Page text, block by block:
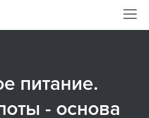
питание.
- основа